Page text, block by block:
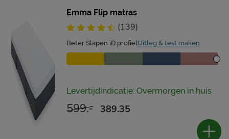
Emma Flip matras
(139)
Beter Slapen iD profielUitleg & test maken
Levertijdindicatie: Overmorgen in huis
599.- 389.35